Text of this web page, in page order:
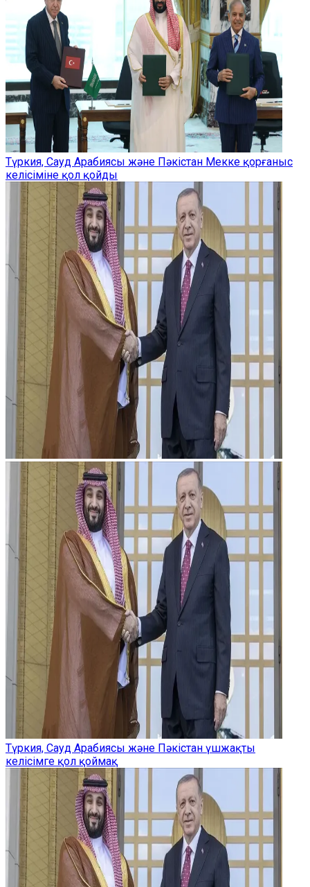
Түркия, Сауд Арабиясы және Пәкістан Мекке қорғаныс
келісіміне қол қойды
Түркия, Сауд Арабиясы және Пәкістан үшжақты
келісімге қол қоймақ